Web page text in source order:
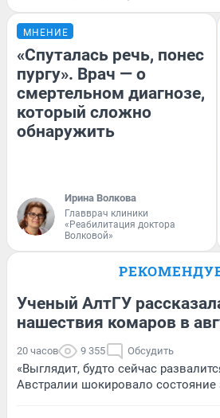
МНЕНИЕ
«Спуталась речь, понес
пургу». Врач — о
смертельном диагнозе,
который сложно
обнаружить
Ирина Волкова
Главврач клиники
«Реабилитация доктора
Волковой»
Ученый АлтГУ
нашествия комаров в
20 часов 9 355 Обсудить
«Выглядит, будто сейчас
Австралии шокировало